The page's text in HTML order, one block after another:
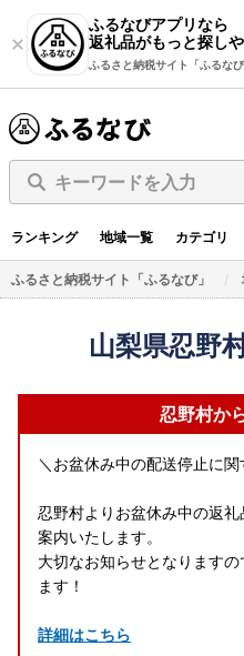
ふるなびアプリなら
返礼品がもっと探しや
ふるさと納税サイト「ふるなび
キーワードを入力
ランキング 地域一覧 カテゴリ
ふるさと納税サイト「ふるなび」
山梨県忍野
忍野村か
＼お盆休み中の配送停止に
忍野村よりお盆休み中の返
案内いたします。
大切なお知らせとなります
ます！
詳細はこちら